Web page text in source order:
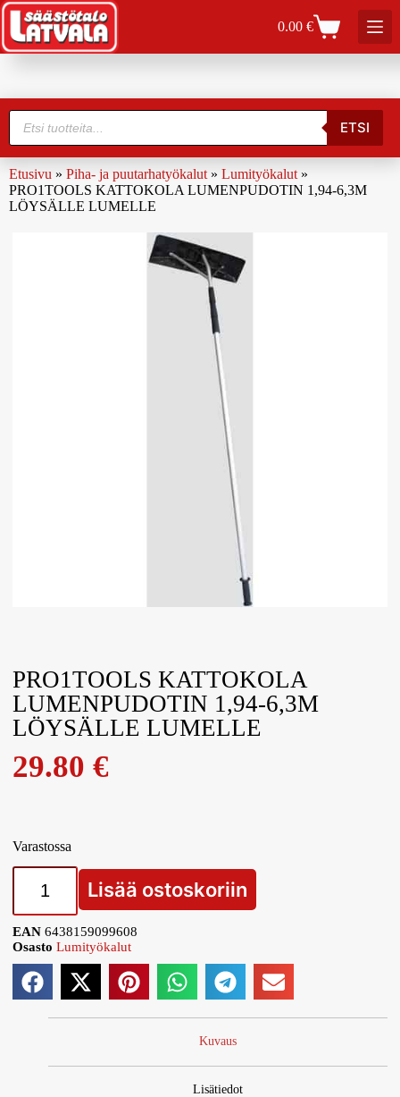
0.00€
ETSI
Etusivu » Piha- ja puutarhatyökalut » Lumityökalut »
PRO1TOOLS KATTOKOLA LUMENPUDOTIN 1,94-6,3M
LÖYSÄLLE LUMELLE
PRO1TOOLS KATTOKOLA
LUMENPUDOTIN 1,94-6,3M
LÖYSÄLLE LUMELLE
29.80€
Varastossa
Lisää ostoskoriin
EAN6438159099608
Osasto Lumityökalut
Kuvaus
Lisätiedot